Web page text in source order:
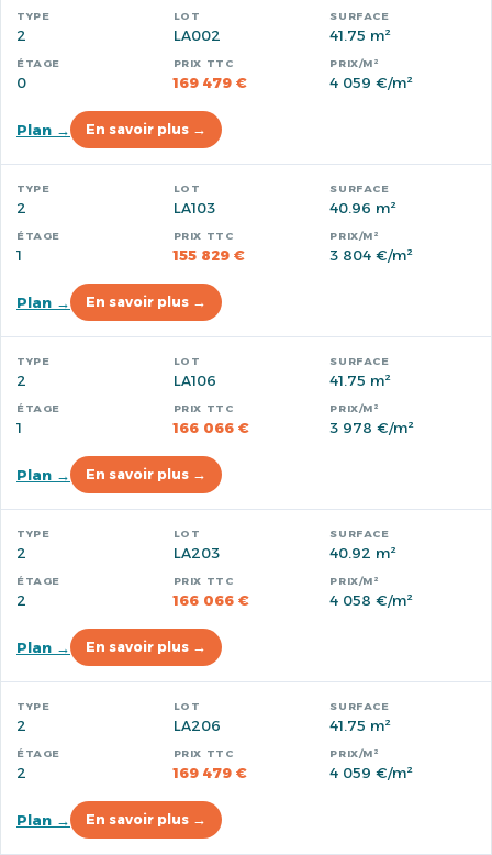
2 LA002 41.75 m²
0 169 479 € 4 059 €/m²
Plan → En savoir plus →
2 LA103 40.96 m²
1 155 829 € 3 804 €/m²
Plan → En savoir plus →
2 LA106 41.75 m²
1 166 066 € 3 978 €/m²
Plan → En savoir plus →
2 LA203 40.92 m²
2 166 066 € 4 058 €/m²
Plan → En savoir plus →
2 LA206 41.75 m²
2 169 479 € 4 059 €/m²
Plan → En savoir plus →